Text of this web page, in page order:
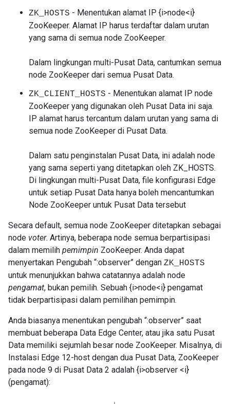
ZK_HOSTS - Menentukan alamat IP {i>node<i}
ZooKeeper. Alamat IP harus terdaftar dalam urutan
yang sama di semua node ZooKeeper.
Dalam lingkungan multi-Pusat Data, cantumkan semua
node ZooKeeper dari semua Pusat Data.
ZK_CLIENT_HOSTS - Menentukan alamat IP node
ZooKeeper yang digunakan oleh Pusat Data ini saja.
IP alamat harus tercantum dalam urutan yang sama di
semua node ZooKeeper di Pusat Data.
Dalam satu penginstalan Pusat Data, ini adalah node
yang sama seperti yang ditetapkan oleh ZK_HOSTS.
Di lingkungan multi-Pusat Data, file konfigurasi Edge
untuk setiap Pusat Data hanya boleh mencantumkan
Node ZooKeeper untuk Pusat Data tersebut
Secara default, semua node ZooKeeper ditetapkan sebagai
node voter. Artinya, beberapa node semua berpartisipasi
dalam memilih pemimpin ZooKeeper. Anda dapat
menyertakan Pengubah “:observer” dengan ZK_HOSTS
untuk menunjukkan bahwa catatannya adalah node
pengamat, bukan pemilih. Sebuah {i>node<i} pengamat
tidak berpartisipasi dalam pemilihan pemimpin.
Anda biasanya menentukan pengubah “:observer” saat
membuat beberapa Data Edge Center, atau jika satu Pusat
Data memiliki sejumlah besar node ZooKeeper. Misalnya, di
Instalasi Edge 12-host dengan dua Pusat Data, ZooKeeper
pada node 9 di Pusat Data 2 adalah {i>observer <i}
(pengamat):